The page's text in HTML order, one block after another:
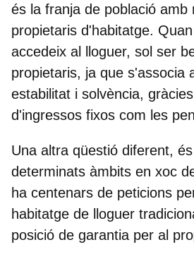
és la franja de població amb
propietaris d'habitatge.
accedeix al lloguer, sol ser
propietaris, ja que s'associa
estabilitat i solvència,
d'ingressos fixos com les
Una altra qüestió diferent,
determinats àmbits en xoc
ha centenars de peticions
habitatge de lloguer
posició de garantia per al